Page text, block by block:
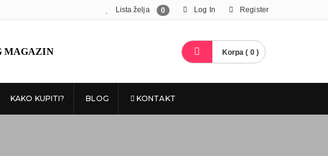
Lista želja 0 Log In Register
MAGAZIN Korpa ( 0 )
KAKO KUPITI? BLOG KONTAKT